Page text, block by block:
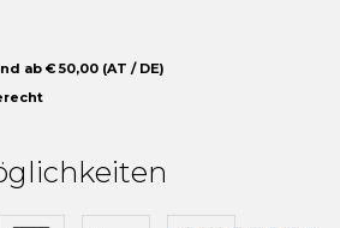
ab € 50,00 (AT / DE)